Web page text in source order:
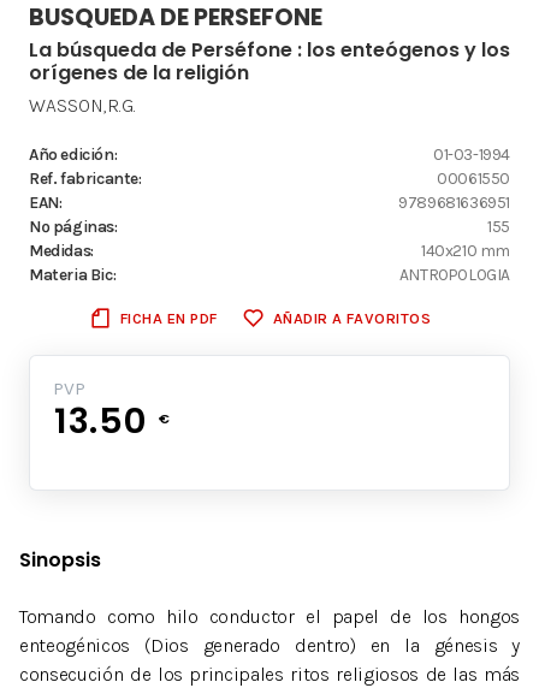
BUSQUEDA DE PERSEFONE
La búsqueda de Perséfone : los enteógenos y los
orígenes de la religión
WASSON,R.G.
Año edición:
01-03-1994
Ref. fabricante:
00061550
EAN:
9789681636951
Nº páginas:
155
Medidas:
140x210 mm
Materia Bic:
ANTROPOLOGIA
FICHA EN PDF AÑADIR A FAVORITOS
PVP
13.50 €
Sinopsis
Tomando como hilo conductor el papel de los hongos
enteogénicos (Dios generado dentro) en la génesis y
consecución de los principales ritos religiosos de las más